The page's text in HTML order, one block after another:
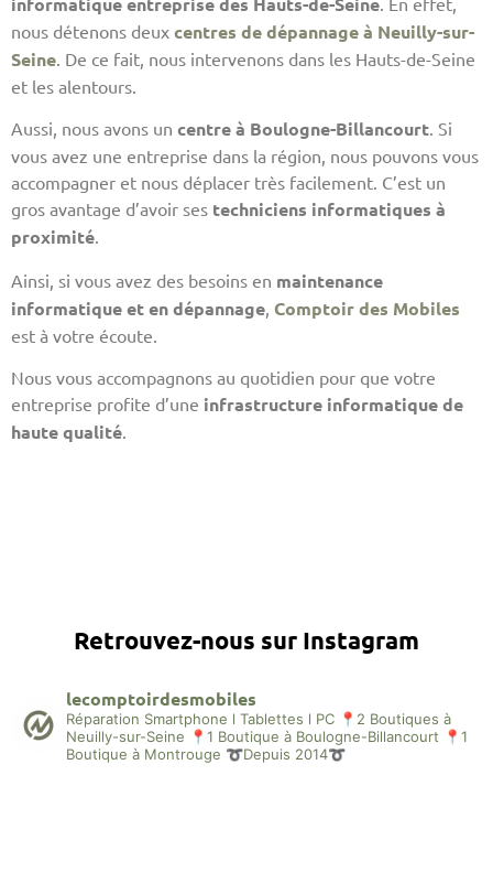
nous détenons deux centres de dépannage à Neuilly-sur-
Seine . De ce fait, nous intervenons dans les Hauts-de-Seine
et les alentours.
Aussi, nous avons un centre à Boulogne-Billancourt. Si
vous avez une entreprise dans la région, nous pouvons vous
accompagner et nous déplacer très facilement. C’est un
gros avantage d’avoir ses techniciens informatiques à
proximité.
Ainsi, si vous avez des besoins en maintenance
informatique et en dépannage Comptoir des Mobiles
est à votre écoute.
Nous vous accompagnons au quotidien pour que votre
entreprise profite d’une infrastructure informatique de
haute qualité
Retrouvez-nous sur Instagram
lecomptoirdesmobiles
Réparation Smartphone l Tablettes l PC 📍2 Boutiques à
Neuilly-sur-Seine 📍1 Boutique à Boulogne-Billancourt 📍1
Boutique à Montrouge ➰Depuis 2014➰